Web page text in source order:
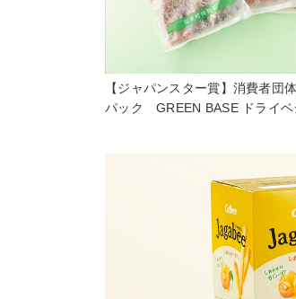
【ジャパンスター賞】消費者
パック GREEN BASE ドライベ